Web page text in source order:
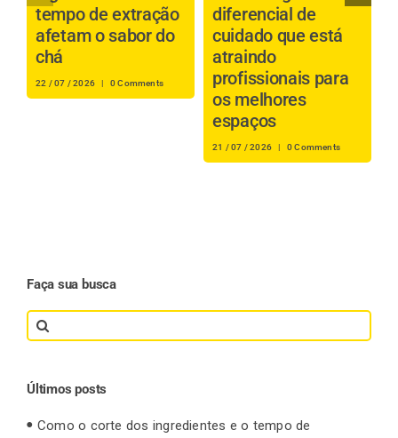
tempo de extração
afetam o sabor do
chá
22 / 07 / 2026 | 0 Comments
diferencial de
cuidado que está
atraindo
profissionais para
os melhores
espaços
21 / 07 / 2026 | 0 Comments
Faça sua busca
Search
for:
Últimos posts
Como o corte dos ingredientes e o tempo de